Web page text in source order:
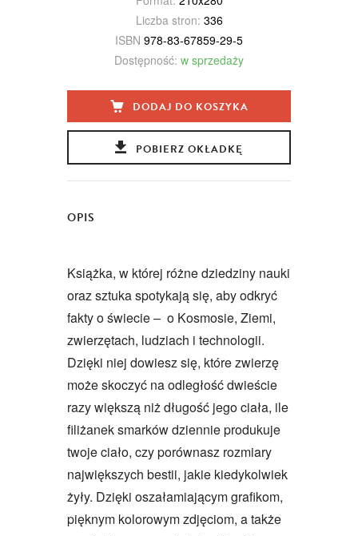
Liczba stron: 336
ISBN 978-83-67859-29-5
Dostępność: w sprzedaży
DODAJ DO KOSZYKA
POBIERZ OKŁADKĘ
OPIS
Książka, w której różne dziedziny nauki
oraz sztuka spotykają się, aby odkryć
fakty o świecie – o Kosmosie, Ziemi,
zwierzętach, ludziach i technologii.
Dzięki niej dowiesz się, które zwierzę
może skoczyć na odległość dwieście
razy większą niż długość jego ciała, ile
filiżanek smarków dziennie produkuje
twoje ciało, czy porównasz rozmiary
największych bestii, jakie kiedykolwiek
żyły. Dzięki oszałamiającym grafikom,
pięknym kolorowym zdjęciom, a także